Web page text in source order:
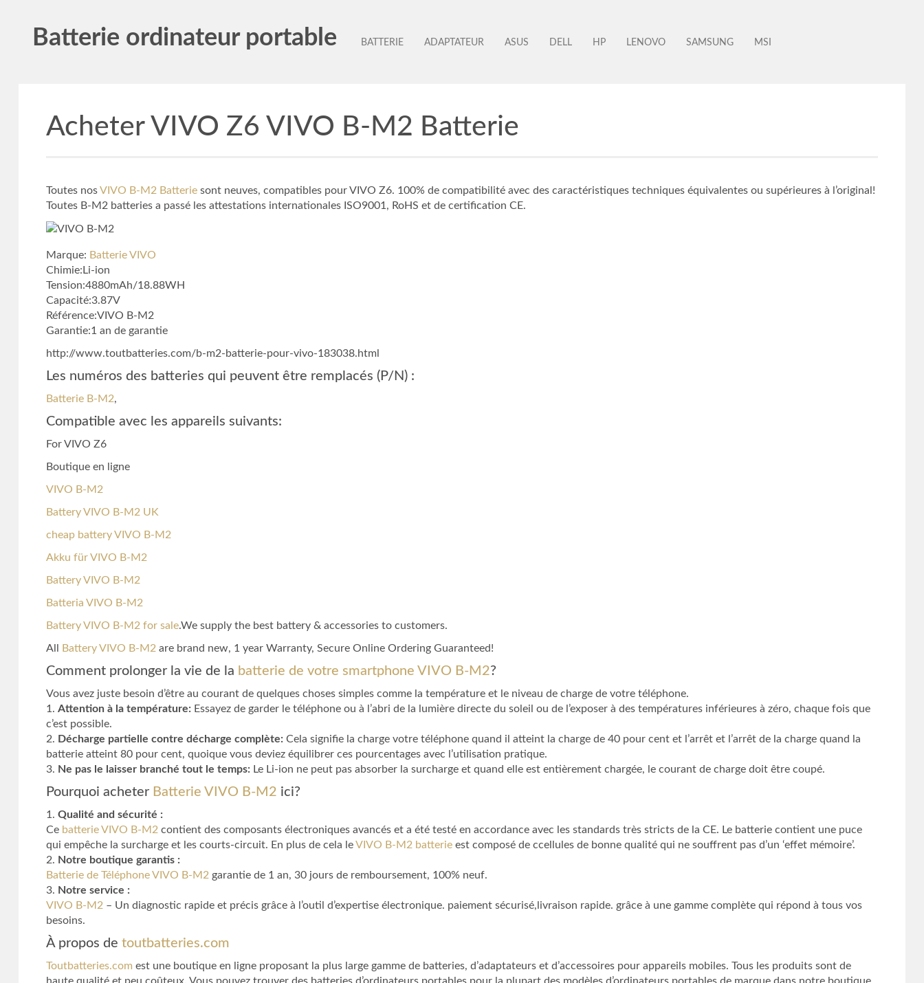
Batterie ordinateur portable BATTERIE ADAPTATEUR ASUS DELL HP LENOVO SAMSUNG MSI
Acheter VIVO Z6 VIVO B-M2 Batterie
Toutes nosVIVO B-M2 Batteriesont neuves, compatibles pour VIVO Z6. 100% de compatibilité avec des caractéristiques techniques équivalentes ou supérieures à l’original!
Toutes B-M2 batteries a passé les attestations internationales ISO9001, RoHS et de certification CE.
Marque: Batterie VIVO
Chimie:Li-ion
Tension:4880mAh/18.88WH
Capacité:3.87V
Référence:VIVO B-M2
Garantie:1 an de garantie
http://www.toutbatteries.com/b-m2-batterie-pour-vivo-183038.html
Les numéros des batteries qui peuvent être remplacés (P/N) :
Batterie B-M2,
Compatible avec les appareils suivants:
For VIVO Z6
Boutique en ligne
VIVO B-M2
Battery VIVO B-M2 UK
cheap battery VIVO B-M2
Akku für VIVO B-M2
Battery VIVO B-M2
Batteria VIVO B-M2
Battery VIVO B-M2 for sale.We supply the best battery & accessories to customers.
All Battery VIVO B-M2 are brand new, 1 year Warranty, Secure Online Ordering Guaranteed!
Comment prolonger la vie de la batterie de votre smartphone VIVO B-M2?
Vous avez juste besoin d’être au courant de quelques choses simples comme la température et le niveau de charge de votre téléphone.
1. Attention à la température:Essayez de garder le téléphone ou à l’abri de la lumière directe du soleil ou de l’exposer à des températures inférieures à zéro, chaque fois que
c’est possible.
2. Décharge partielle contre décharge complète:Cela signifie la charge votre téléphone quand il atteint la charge de 40 pour cent et l’arrêt et l’arrêt de la charge quand la
batterie atteint 80 pour cent, quoique vous deviez équilibrer ces pourcentages avec l’utilisation pratique.
3. Ne pas le laisser branché tout le temps:Le Li-ion ne peut pas absorber la surcharge et quand elle est entièrement chargée, le courant de charge doit être coupé.
Pourquoi acheter Batterie VIVO B-M2 ici?
1. Qualité and sécurité :
Ce batterie VIVO B-M2 contient des composants électroniques avancés et a été testé en accordance avec les standards très stricts de la CE. Le batterie contient une puce
qui empêche la surcharge et les courts-circuit. En plus de cela leVIVO B-M2 batterieest composé de ccellules de bonne qualité qui ne souffrent pas d’un ‘effet mémoire’.
2. Notre boutique garantis :
Batterie de Téléphone VIVO B-M2 garantie de 1 an, 30 jours de remboursement, 100% neuf.
3. Notre service :
VIVO B-M2 – Un diagnostic rapide et précis grâce à l’outil d’expertise électronique. paiement sécurisé,livraison rapide. grâce à une gamme complète qui répond à tous vos
besoins.
À propos de toutbatteries.com
Toutbatteries.com est une boutique en ligne proposant la plus large gamme de batteries, d’adaptateurs et d’accessoires pour appareils mobiles. Tous les produits sont de